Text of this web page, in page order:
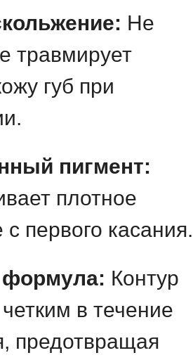
Не
травмирует
губ при
пигмент:
плотное
с первого касания.
формула: Контур
в течение
предотвращая